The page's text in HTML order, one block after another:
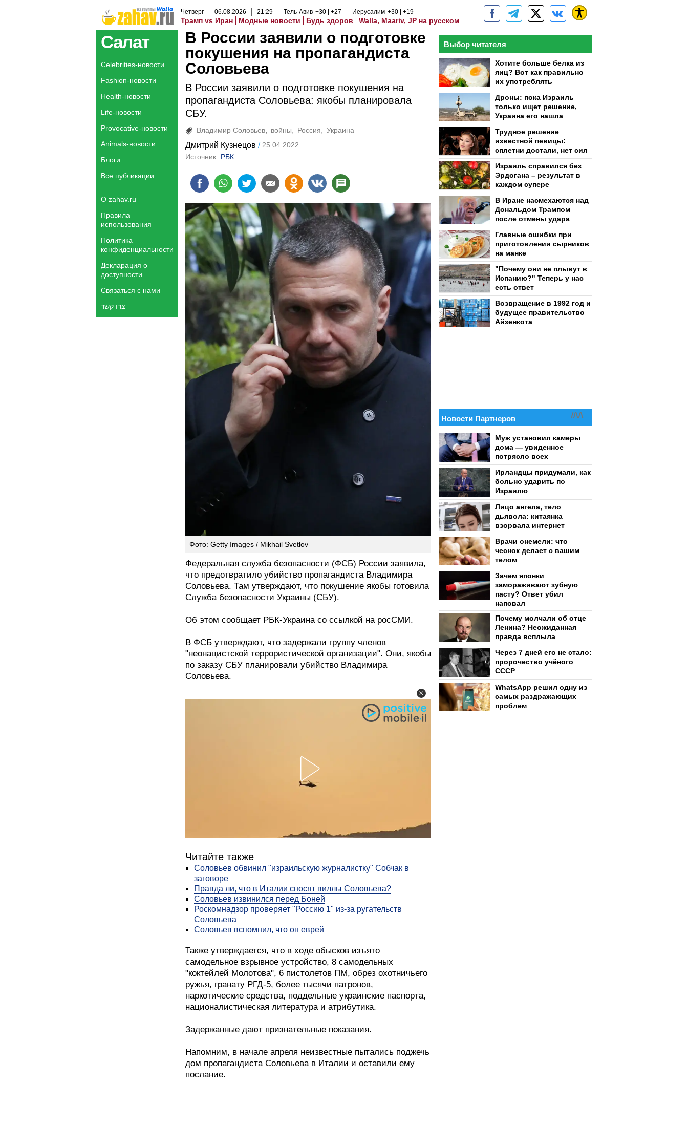
Четверг 06.08.2026 21:29 Тель-Авив +30 +27 Иерусалим +30 +19
Трамп vs Иран Модные новости Будь здоров Walla, Maariv, JP на русском
Салат
Celebrities-новости
Fashion-новости
Health-новости
Life-новости
Provocative-новости
Animals-новости
Блоги
Все публикации
О zahav.ru
Правила
использования
Политика
конфиденциальности
Декларация о
доступности
Связаться с нами
צרו קשר
В России заявили о подготовке
покушения на пропагандиста
Соловьева
В России заявили о подготовке покушения на
пропагандиста Соловьева: якобы планировала
СБУ.
Владимир Соловьев войны Россия Украина
Дмитрий Кузнецов
25.04.2022
Источник: РБК
Фото: Getty Images / Mikhail Svetlov
Федеральная служба безопасности (ФСБ) России заявила,
что предотвратило убийство пропагандиста Владимира
Соловьева. Там утверждают, что покушение якобы готовила
Служба безопасности Украины (СБУ).
Об этом сообщает РБК-Украина со ссылкой на росСМИ.
В ФСБ утверждают, что задержали группу членов
"неонацистской террористической организации". Они, якобы
по заказу СБУ планировали убийство Владимира
Соловьева.
Читайте также
Соловьев обвинил "израильскую журналистку" Собчак в
заговоре
Правда ли, что в Италии сносят виллы Соловьева?
Соловьев извинился перед Боней
Роскомнадзор проверяет "Россию 1" из-за ругательств
Соловьева
Соловьев вспомнил, что он еврей
Также утверждается, что в ходе обысков изъято
самодельное взрывное устройство, 8 самодельных
"коктейлей Молотова", 6 пистолетов ПМ, обрез охотничьего
ружья, гранату РГД-5, более тысячи патронов,
наркотические средства, поддельные украинские паспорта,
националистическая литература и атрибутика.
Задержанные дают признательные показания.
Напомним, в начале апреля неизвестные пытались поджечь
дом пропагандиста Соловьева в Италии и оставили ему
послание.
Выбор читателя
Хотите больше белка из
яиц? Вот как правильно
их употреблять
Дроны: пока Израиль
только ищет решение,
Украина его нашла
Трудное решение
известной певицы:
сплетни достали, нет сил
Израиль справился без
Эрдогана – результат в
каждом супере
В Иране насмехаются над
Дональдом Трампом
после отмены удара
Главные ошибки при
приготовлении сырников
на манке
"Почему они не плывут в
Испанию?" Теперь у нас
есть ответ
Возвращение в 1992 год и
будущее правительство
Айзенкота